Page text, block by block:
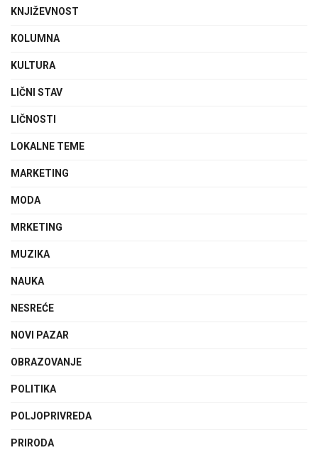
KNJIŽEVNOST
KOLUMNA
KULTURA
LIČNI STAV
LIČNOSTI
LOKALNE TEME
MARKETING
MODA
MRKETING
MUZIKA
NAUKA
NESREĆE
NOVI PAZAR
OBRAZOVANJE
POLITIKA
POLJOPRIVREDA
PRIRODA